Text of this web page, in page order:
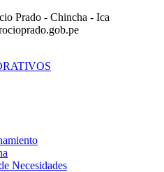
Prado - Chincha - Ica
Necesidades